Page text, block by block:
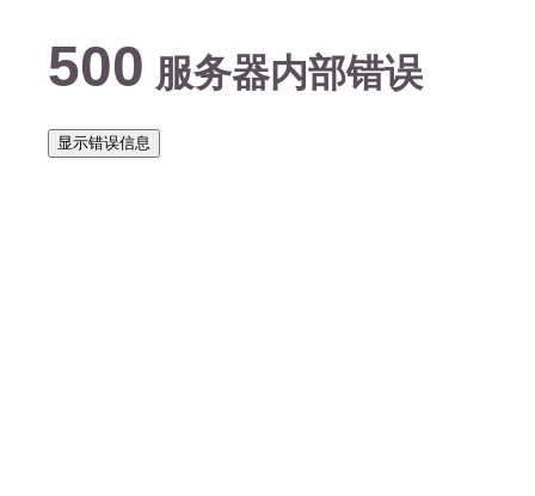
500 服务器内部错误